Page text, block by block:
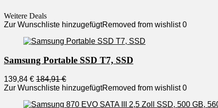
Weitere Deals
Zur Wunschliste hinzugefügtRemoved from wishlist 0
Samsung Portable SSD T7, SSD
139,84 € 184,91 €
Zur Wunschliste hinzugefügtRemoved from wishlist 0